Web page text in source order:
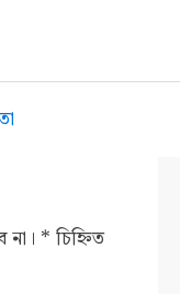
না। * চিহ্নিত